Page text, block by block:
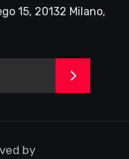
15, 20132 Milano,
>
by